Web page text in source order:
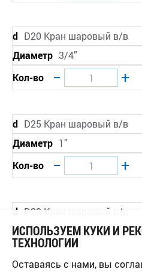
d D20 Кран шаровый в/в
Диаметр 3/4”
Кол-во
− +
d D25 Кран шаровый в/в
Диаметр 1”
Кол-во
− +
d D32 Кран шаровый в/в
Диаметр 1 ¼”
−
ИСПОЛЬЗУЕМ КУКИ И
ТЕХНОЛОГИИ
Оставаясь с нами, вы